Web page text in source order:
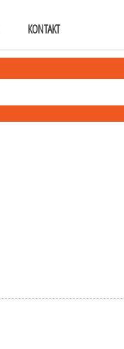
KONTAKT